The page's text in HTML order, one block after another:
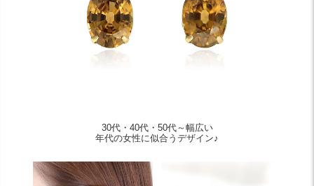
30代・40代・50代～幅広い
年代の女性に似合うデザイン♪